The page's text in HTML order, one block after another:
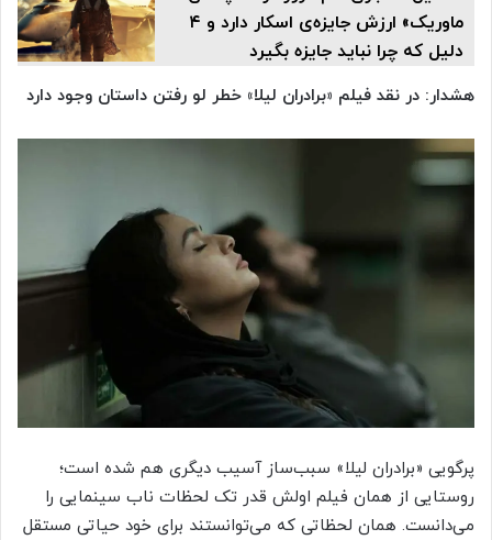
ماوریک» ارزش جایزه‌ی اسکار دارد و ۴
دلیل که چرا نباید جایزه بگیرد
هشدار: در نقد فیلم «برادران لیلا» خطر لو رفتن داستان وجود دارد
پرگویی «برادران لیلا» سبب‌ساز آسیب دیگری هم شده است؛
روستایی از همان فیلم اولش قدر تک لحظات ناب سینمایی را
می‌دانست. همان لحظاتی که می‌توانستند برای خود حیاتی مستقل